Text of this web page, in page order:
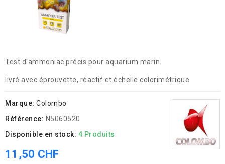
Test d'ammoniac précis pour aquarium marin.
livré avec éprouvette, réactif et échelle colorimétrique
Marque: Colombo
Référence: N5060520
Disponible en stock: 4 Produits
11,50 CHF